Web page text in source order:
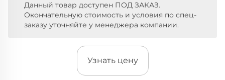
Данный товар доступен ПОД ЗАКАЗ.
Окончательную стоимость и условия по спец-
заказу уточняйте у менеджера компании.
Узнать цену